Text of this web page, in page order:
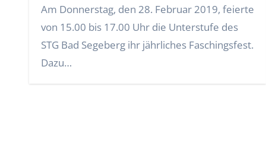
Am Donnerstag, den 28. Februar 2019, feierte
von 15.00 bis 17.00 Uhr die Unterstufe des
STG Bad Segeberg ihr jährliches Faschingsfest.
Dazu…